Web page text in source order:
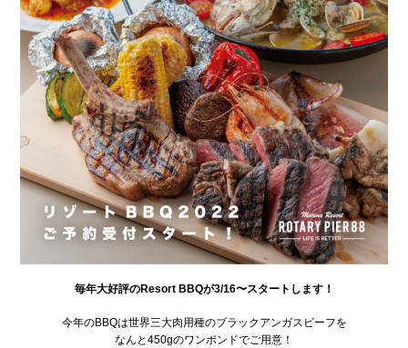
毎年大好評のResort BBQが3/16〜スタートします！
今年のBBQは世界三大肉用種のブラックアンガスビーフを
なんと450gのワンポンドでご用意！